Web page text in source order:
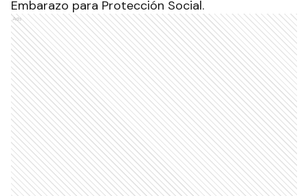
Embarazo para Protección Social.
Ads